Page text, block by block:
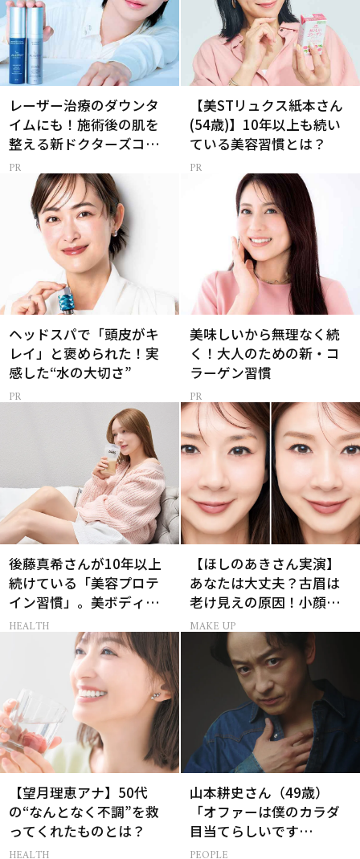
レーザー治療のダウンタ
イムにも！施術後の肌を
整える新ドクターズコス
メ
【美STリュクス紙本さん
(54歳)】10年以上も続い
ている美容習慣とは？
ヘッドスパで「頭皮がキ
レイ」と褒められた！実
感した“水の大切さ”
美味しいから無理なく続
く！大人のための新・コ
ラーゲン習慣
後藤真希さんが10年以上
続けている「美容プロテ
イン習慣」。美ボディを
支える朝ルーティンと
HEALTH
【ほしのあきさん実演】
あなたは大丈夫？古眉は
老け見えの原因！小顔と
目元パッチリを叶える美
MAKE UP
【望月理恵アナ】50代
の“なんとなく不調”を救
ってくれたものとは？
山本耕史さん（49歳）
「オファーは僕のカラダ
目当てらしいです
（笑）」全編英語ミュー